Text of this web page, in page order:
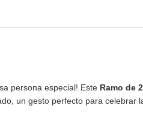
persona especial! Este Ramo de
un gesto perfecto para celebrar